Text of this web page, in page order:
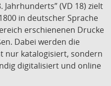
(VD 18) zielt
in deutscher Sprache
erschienenen Drucke
Dabei werden die
nur katalogisiert, sondern
digitalisiert und online